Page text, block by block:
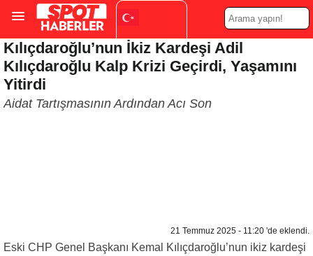
Turkish ▼
Kılıçdaroğlu’nun İkiz Kardeşi Adil
Kılıçdaroğlu Kalp Krizi Geçirdi, Yaşamını
Yitirdi
Aidat Tartışmasının Ardından Acı Son
21 Temmuz 2025 - 11:20 'de eklendi.
Eski CHP Genel Başkanı Kemal Kılıçdaroğlu’nun ikiz kardeşi